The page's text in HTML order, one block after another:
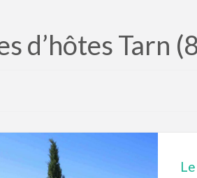
d’hôtes Tarn